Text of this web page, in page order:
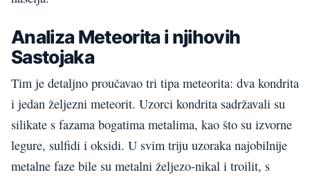
Analiza Meteorita i njihovih
Sastojaka
Tim je detaljno proučavao tri tipa meteorita: dva kondrita
i jedan željezni meteorit. Uzorci kondrita sadržavali su
silikate s fazama bogatima metalima, kao što su izvorne
legure, sulfidi i oksidi. U svim triju uzoraka najobilnije
metalne faze bile su metalni željezo-nikal i troilit, s